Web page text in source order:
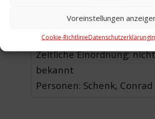
Voreinstellungen
Cookie-RichtlinieDatenschutzerklärung
Sammlung:Engel / Franke
Zeitliche Einordnung:
bekannt
Personen: Schenk, Conrad